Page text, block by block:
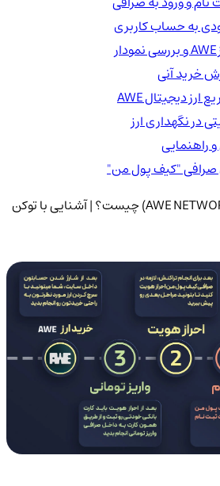
صرافی "کیف پول من"
🌐 ارز دیجیتال آو نتوُرک (AWE NETWORK) چیست؟ | آشنایی با توکن